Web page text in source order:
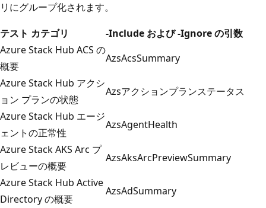
リにグループ化されます。
テスト カテゴリ
-Include および -Ignore の引数
Azure Stack Hub ACS の
概要
AzsAcsSummary
Azure Stack Hub アクシ
ョン プランの状態
Azsアクションプランステータス
Azure Stack Hub エージ
ェントの正常性
AzsAgentHealth
Azure Stack AKS Arc プ
レビューの概要
AzsAksArcPreviewSummary
Azure Stack Hub Active
Directory の概要
AzsAdSummary